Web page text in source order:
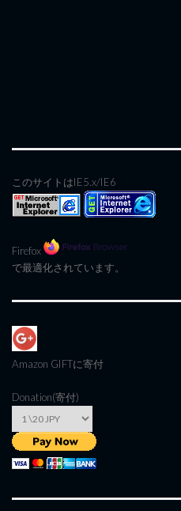
このサイトはIE5.x/IE6
Firefox
で最適化されています。
Amazon GIFTに寄付
Donation(寄付)